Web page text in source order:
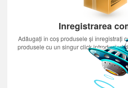
Inregistrarea
Adăugați în coș produsele și înregistrați
produsele cu un singur click introducînd